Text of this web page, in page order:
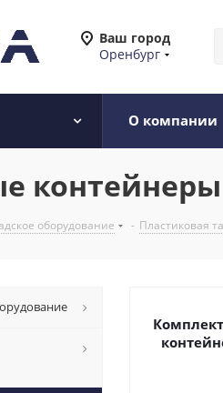
Ваш город
Оренбург
О компании
контейнеры
оборудование - Пластиковая